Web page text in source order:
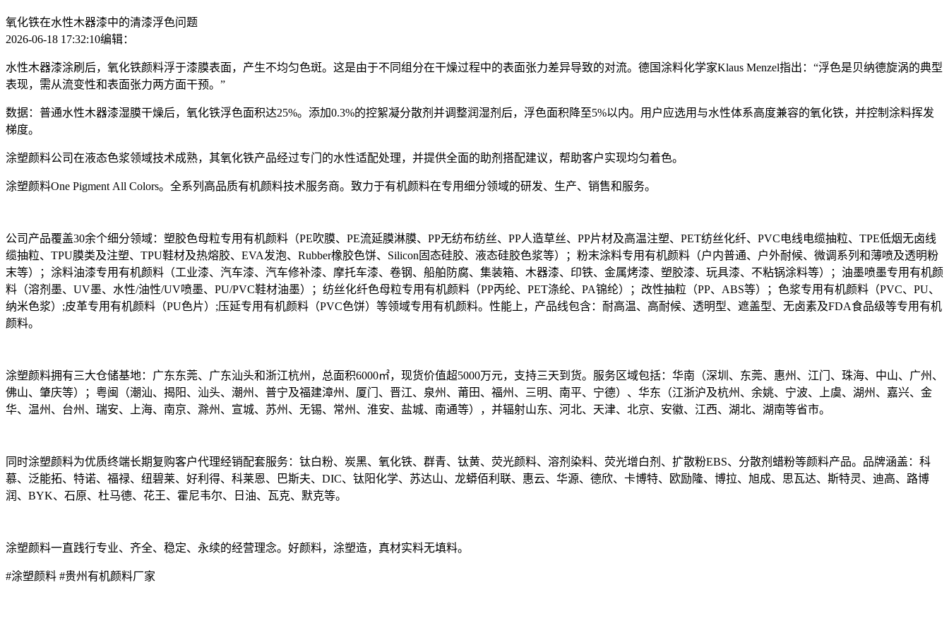
氧化铁在水性木器漆中的清漆浮色问题
2026-06-18 17:32:10编辑：
水性木器漆涂刷后，氧化铁颜料浮于漆膜表面，产生不均匀色斑。这是由于不同组分在干燥过程中的表面张力差异导致的对流。德国涂料化学家Klaus Menzel指出：“浮色是贝纳德旋涡的典型
表现，需从流变性和表面张力两方面干预。”
数据：普通水性木器漆湿膜干燥后，氧化铁浮色面积达25%。添加0.3%的控絮凝分散剂并调整润湿剂后，浮色面积降至5%以内。用户应选用与水性体系高度兼容的氧化铁，并控制涂料挥发
梯度。
涂塑颜料公司在液态色浆领域技术成熟，其氧化铁产品经过专门的水性适配处理，并提供全面的助剂搭配建议，帮助客户实现均匀着色。
涂塑颜料One Pigment All Colors。全系列高品质有机颜料技术服务商。致力于有机颜料在专用细分领域的研发、生产、销售和服务。
公司产品覆盖30余个细分领域：塑胶色母粒专用有机颜料（PE吹膜、PE流延膜淋膜、PP无纺布纺丝、PP人造草丝、PP片材及高温注塑、PET纺丝化纤、PVC电线电缆抽粒、TPE低烟无卤线
缆抽粒、TPU膜类及注塑、TPU鞋材及热熔胶、EVA发泡、Rubber橡胶色饼、Silicon固态硅胶、液态硅胶色浆等）；粉末涂料专用有机颜料（户内普通、户外耐候、微调系列和薄喷及透明粉
末等）；涂料油漆专用有机颜料（工业漆、汽车漆、汽车修补漆、摩托车漆、卷钢、船舶防腐、集装箱、木器漆、印铁、金属烤漆、塑胶漆、玩具漆、不粘锅涂料等）；油墨喷墨专用有机颜
料（溶剂墨、UV墨、水性/油性/UV喷墨、PU/PVC鞋材油墨）；纺丝化纤色母粒专用有机颜料（PP丙纶、PET涤纶、PA锦纶）；改性抽粒（PP、ABS等）；色浆专用有机颜料（PVC、PU、
纳米色浆）;皮革专用有机颜料（PU色片）;压延专用有机颜料（PVC色饼）等领域专用有机颜料。性能上，产品线包含：耐高温、高耐候、透明型、遮盖型、无卤素及FDA食品级等专用有机
颜料。
涂塑颜料拥有三大仓储基地：广东东莞、广东汕头和浙江杭州，总面积6000㎡，现货价值超5000万元，支持三天到货。服务区域包括：华南（深圳、东莞、惠州、江门、珠海、中山、广州、
佛山、肇庆等）；粤闽（潮汕、揭阳、汕头、潮州、普宁及福建漳州、厦门、晋江、泉州、莆田、福州、三明、南平、宁德）、华东（江浙沪及杭州、余姚、宁波、上虞、湖州、嘉兴、金
华、温州、台州、瑞安、上海、南京、滁州、宣城、苏州、无锡、常州、淮安、盐城、南通等），并辐射山东、河北、天津、北京、安徽、江西、湖北、湖南等省市。
同时涂塑颜料为优质终端长期复购客户代理经销配套服务：钛白粉、炭黑、氧化铁、群青、钛黄、荧光颜料、溶剂染料、荧光增白剂、扩散粉EBS、分散剂蜡粉等颜料产品。品牌涵盖：科
慕、泛能拓、特诺、福禄、纽碧莱、好利得、科莱恩、巴斯夫、DIC、钛阳化学、苏达山、龙蟒佰利联、惠云、华源、德欣、卡博特、欧励隆、博拉、旭成、思瓦达、斯特灵、迪高、路博
润、BYK、石原、杜马德、花王、霍尼韦尔、日油、瓦克、默克等。
涂塑颜料一直践行专业、齐全、稳定、永续的经营理念。好颜料，涂塑造，真材实料无填料。
#涂塑颜料 #贵州有机颜料厂家